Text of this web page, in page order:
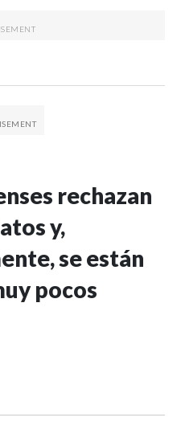
rechazan
y,
se están
pocos